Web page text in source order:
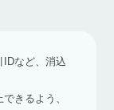
IDなど、消込
きるよう、